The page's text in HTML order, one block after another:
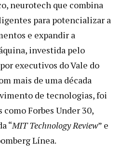
neurotech que combina
para potencializar a
e expandir a
investida pelo
executivos do Vale do
mais de uma década
de tecnologias, foi
Forbes Under 30,
“MIT Technology Review” e
Línea.